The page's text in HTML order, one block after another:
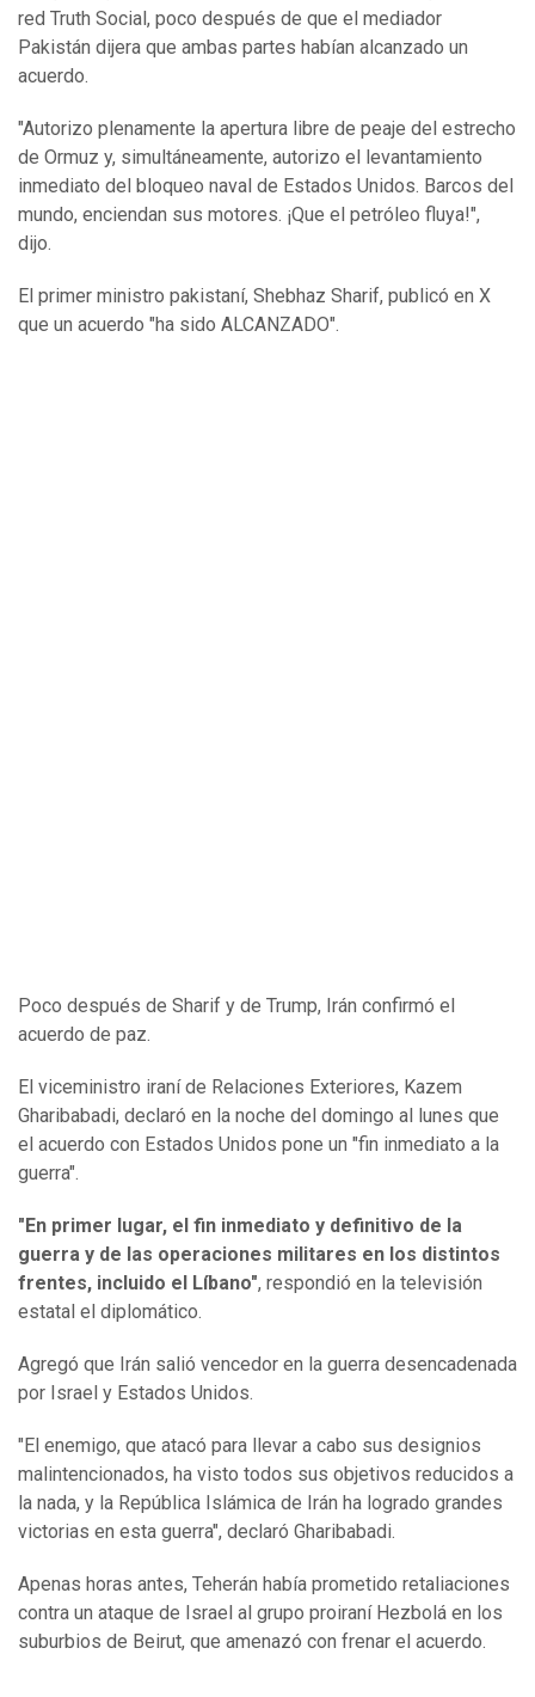
red Truth Social, poco después de que el mediador
Pakistán dijera que ambas partes habían alcanzado un
acuerdo.
"Autorizo plenamente la apertura libre de peaje del estrecho
de Ormuz y, simultáneamente, autorizo el levantamiento
inmediato del bloqueo naval de Estados Unidos. Barcos del
mundo, enciendan sus motores. ¡Que el petróleo fluya!",
dijo.
El primer ministro pakistaní, Shebhaz Sharif, publicó en X
que un acuerdo "ha sido ALCANZADO".
Poco después de Sharif y de Trump, Irán confirmó el
acuerdo de paz.
El viceministro iraní de Relaciones Exteriores, Kazem
Gharibabadi, declaró en la noche del domingo al lunes que
el acuerdo con Estados Unidos pone un "fin inmediato a la
guerra".
"En primer lugar, el fin inmediato y definitivo de la
guerra y de las operaciones militares en los distintos
frentes, incluido el Líbano", respondió en la televisión
estatal el diplomático.
Agregó que Irán salió vencedor en la guerra desencadenada
por Israel y Estados Unidos.
"El enemigo, que atacó para llevar a cabo sus designios
malintencionados, ha visto todos sus objetivos reducidos a
la nada, y la República Islámica de Irán ha logrado grandes
victorias en esta guerra", declaró Gharibabadi.
Apenas horas antes, Teherán había prometido retaliaciones
contra un ataque de Israel al grupo proiraní Hezbolá en los
suburbios de Beirut, que amenazó con frenar el acuerdo.